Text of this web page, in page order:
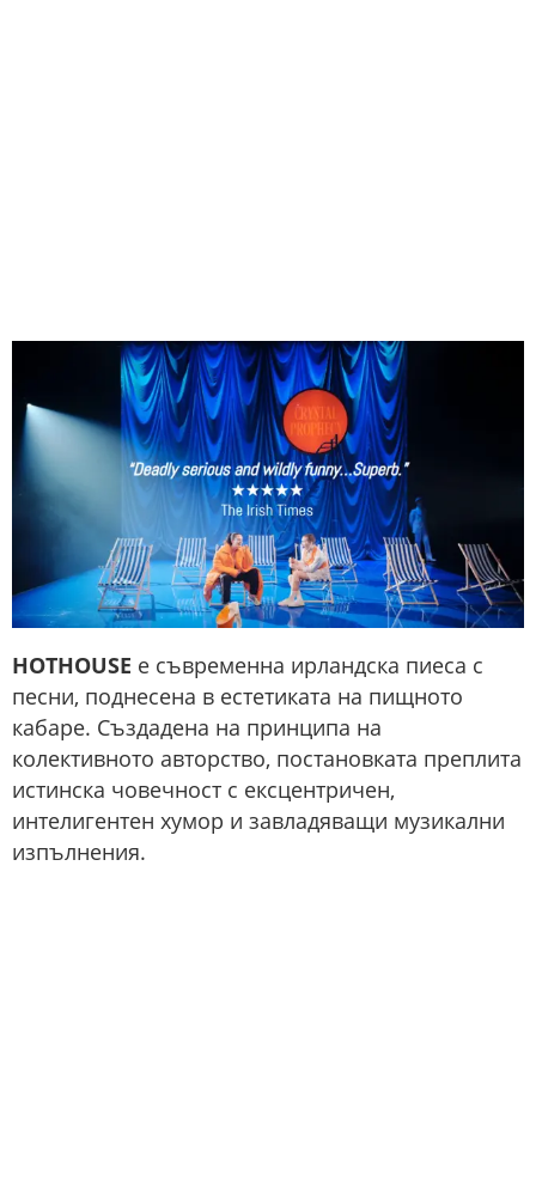
HOTHOUSE е съвременна ирландска пиеса с
песни, поднесена в естетиката на пищното
кабаре. Създадена на принципа на
колективното авторство, постановката преплита
истинска човечност с ексцентричен,
интелигентен хумор и завладяващи музикални
изпълнения.